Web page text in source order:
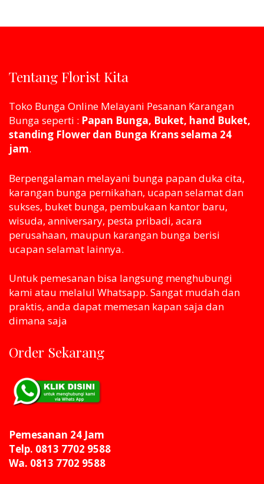
Tentang Florist Kita
Toko Bunga Online Melayani Pesanan Karangan
Bunga seperti : Papan Bunga, Buket, hand Buket,
standing Flower dan Bunga Krans selama 24
jam.
Berpengalaman melayani bunga papan duka cita,
karangan bunga pernikahan, ucapan selamat dan
sukses, buket bunga, pembukaan kantor baru,
wisuda, anniversary, pesta pribadi, acara
perusahaan, maupun karangan bunga berisi
ucapan selamat lainnya.
Untuk pemesanan bisa langsung menghubungi
kami atau melaluI Whatsapp. Sangat mudah dan
praktis, anda dapat memesan kapan saja dan
dimana saja
Order Sekarang
Pemesanan 24 Jam
Telp. 0813 7702 9588
Wa. 0813 7702 9588